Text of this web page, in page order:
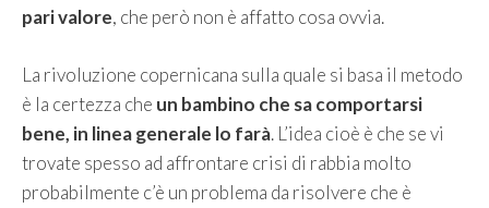
pari valore, che però non è affatto cosa ovvia.
La rivoluzione copernicana sulla quale si basa il metodo
è la certezza che un bambino che sa comportarsi
bene, in linea generale lo farà. L’idea cioè è che se vi
trovate spesso ad affrontare crisi di rabbia molto
probabilmente c’è un problema da risolvere che è